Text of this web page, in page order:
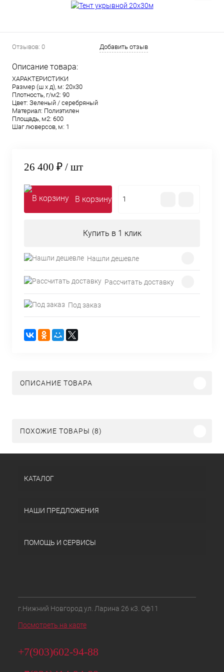
Отзывов: 0 Добавить отзыв
Описание товара:
ХАРАКТЕРИСТИКИ
Размер (ш х д), м: 20х30
Плотность, г/м2: 90
Цвет: Зеленый / серебряный
Материал: Полиэтилен
Площадь, м2: 600
Шаг люверсов, м: 1
26 400 ₽ / шт
В корзину
Купить в 1 клик
Нашли дешевле
Рассчитать доставку
Под заказ
ОПИСАНИЕ ТОВАРА
ПОХОЖИЕ ТОВАРЫ (8)
КАТАЛОГ
НАШИ ПРЕДЛОЖЕНИЯ
ПОМОЩЬ И СЕРВИСЫ
г.Нижний Новгород ул. Ларина 26 к3. Оф11
Посмотреть на карте
+7(903)602-94-88